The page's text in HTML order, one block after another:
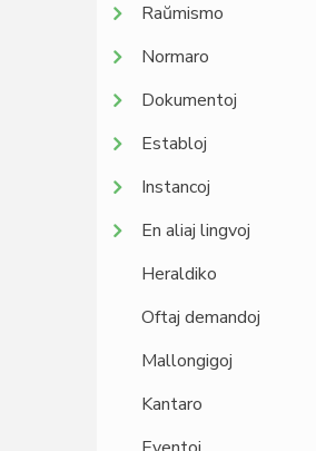
Raŭmismo
Normaro
Dokumentoj
Establoj
Instancoj
En aliaj lingvoj
Heraldiko
Oftaj demandoj
Mallongigoj
Kantaro